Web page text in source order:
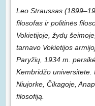
Leo Straussas
filosofas ir politinės
Vokietijoje, žydų
tarnavo Vokietijos
Paryžių, 1934 m.
Kembridžo universitete.
Niujorke, Čikagoje,
filosofiją.